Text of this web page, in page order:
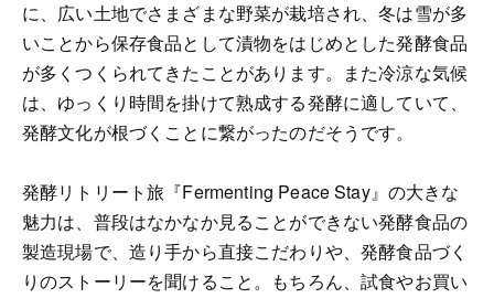
に、広い土地でさまざまな野菜が栽培され、冬は雪が多
いことから保存食品として漬物をはじめとした発酵食品
が多くつくられてきたことがあります。また冷涼な気候
は、ゆっくり時間を掛けて熟成する発酵に適していて、
発酵文化が根づくことに繋がったのだそうです。
発酵リトリート旅『Fermenting Peace Stay』の大きな
魅力は、普段はなかなか見ることができない発酵食品の
製造現場で、造り手から直接こだわりや、発酵食品づく
りのストーリーを聞けること。もちろん、試食やお買い